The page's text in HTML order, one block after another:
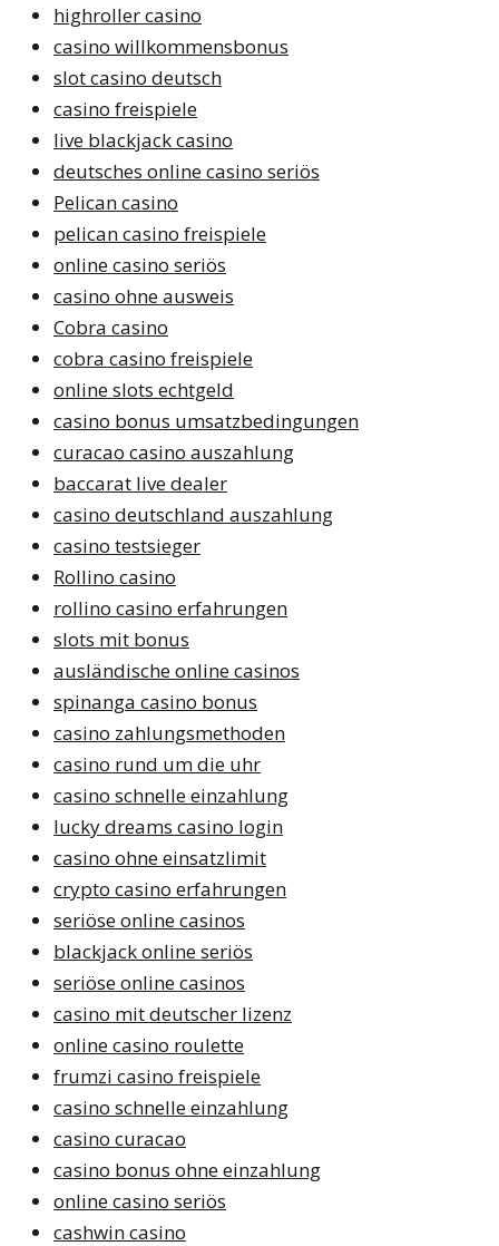
highroller casino
casino willkommensbonus
slot casino deutsch
casino freispiele
live blackjack casino
deutsches online casino seriös
Pelican casino
pelican casino freispiele
online casino seriös
casino ohne ausweis
Cobra casino
cobra casino freispiele
online slots echtgeld
casino bonus umsatzbedingungen
curacao casino auszahlung
baccarat live dealer
casino deutschland auszahlung
casino testsieger
Rollino casino
rollino casino erfahrungen
slots mit bonus
ausländische online casinos
spinanga casino bonus
casino zahlungsmethoden
casino rund um die uhr
casino schnelle einzahlung
lucky dreams casino login
casino ohne einsatzlimit
crypto casino erfahrungen
seriöse online casinos
blackjack online seriös
seriöse online casinos
casino mit deutscher lizenz
online casino roulette
frumzi casino freispiele
casino schnelle einzahlung
casino curacao
casino bonus ohne einzahlung
online casino seriös
cashwin casino